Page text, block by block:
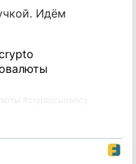
Идём